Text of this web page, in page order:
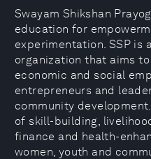
Swayam Shikshan
education for
experimentation. SSP is
organization that aims
economic and social
entrepreneurs and
community
of skill-building,
finance and health-
women, youth and